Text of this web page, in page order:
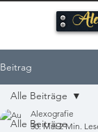
Beitrag
Alle Beiträge
Alle Beiträge
Alexografie
30. Mai 2 Min.